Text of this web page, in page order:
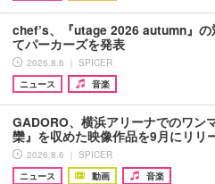
chef’s、『utage 2026 autumn』の
てパーカーズを発表
2026.8.6 ｜ SPICER
ニュース
音楽
GADORO、横浜アリーナでのワン
欒』を収めた映像作品を9月にリ
2026.8.6 ｜ SPICER
ニュース
動画 音楽